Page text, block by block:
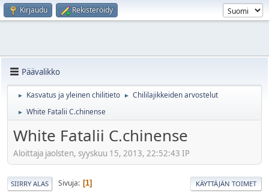
Kirjaudu Rekisteröidy
Päävalikko
► Kasvatus ja yleinen chilitieto ► Chililajikkeiden arvostelut
► White Fatalii C.chinense
White Fatalii C.chinense
Aloittaja jaolsten, syyskuu 15, 2013, 22:52:43 IP
SIIRRY ALAS Sivuja 1 KÄYTTÄJÄN TOIMET